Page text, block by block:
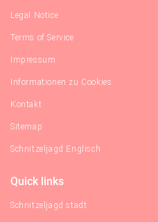
Legal Notice
Terms of Service
Impressum
Informationen zu Cookies
Kontakt
Sitemap
Schnitzeljagd Englisch
Quick links
Schnitzeljagd stadt